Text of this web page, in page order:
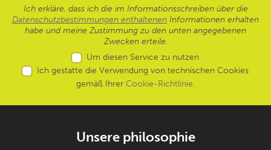
Ich erkläre, dass ich die im Informationsschreiben über die
Datenschutzbestimmungen enthaltenen Informationen erhalten
habe und meine Zustimmung zu den unten angegebenen
Zwecken erteile.
Um diesen Service zu nutzen
Ich gestatte die Verwendung von technischen Cookies
gemäß Ihrer Cookie-Richtlinie.
Unsere philosophie